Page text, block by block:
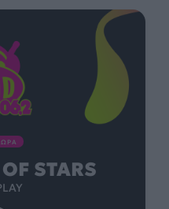
STARS